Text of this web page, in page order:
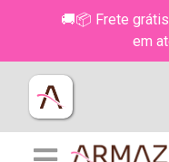
🚚📦 Frete
em